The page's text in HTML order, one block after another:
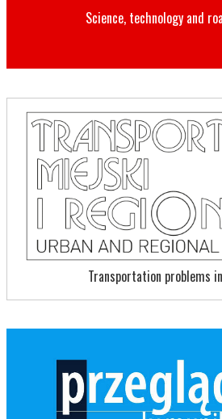
Science, technology and
Transportation problems